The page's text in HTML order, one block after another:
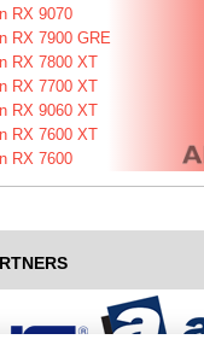
RX 9070
RX 7900 GRE
RX 7800 XT
RX 7700 XT
RX 9060 XT
RX 7600 XT
RX 7600